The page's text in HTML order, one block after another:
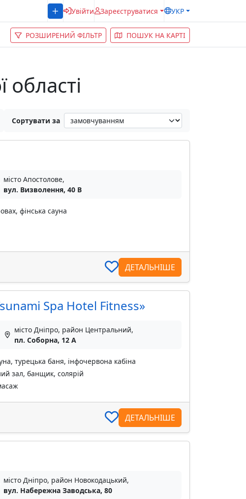
Увійти Зареєструватися УКР
РОЗШИРЕНИЙ ФІЛЬТР ПОШУК НА КАРТІ
області
Сортувати за
місто Апостолове,
вул. Визволення, 40 В
фінська сауна
ДЕТАЛЬНІШЕ
Spa Hotel Fitness»
місто Дніпро, район Центральний,
пл. Соборна, 12 А
турецька баня, інфочервона кабіна
зал, банщик, солярій
ДЕТАЛЬНІШЕ
місто Дніпро, район Новокодацький,
вул. Набережна Заводська, 80